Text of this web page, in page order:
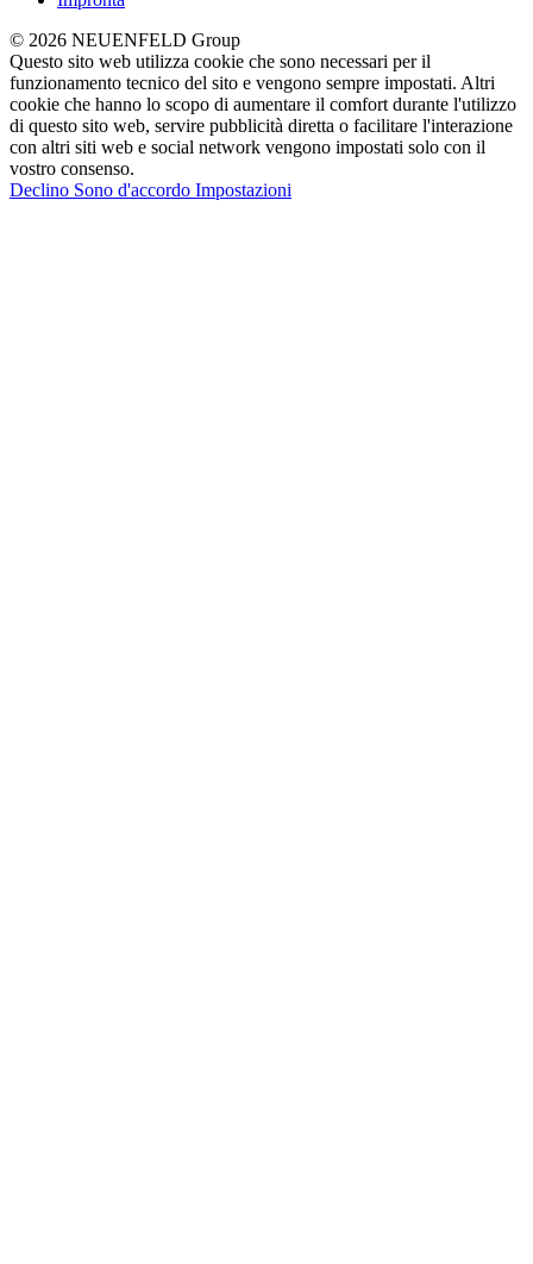
© 2026 NEUENFELD Group
Questo sito web utilizza cookie che sono necessari per il
funzionamento tecnico del sito e vengono sempre impostati. Altri
cookie che hanno lo scopo di aumentare il comfort durante l'utilizzo
di questo sito web, servire pubblicità diretta o facilitare l'interazione
con altri siti web e social network vengono impostati solo con il
vostro consenso.
Declino Sono d'accordo Impostazioni